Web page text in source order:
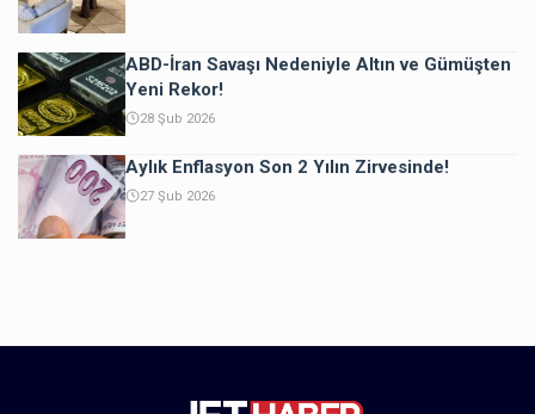
ABD-İran Savaşı Nedeniyle Altın ve Gümüşten
Yeni Rekor!
28 Şub 2026
Aylık Enflasyon Son 2 Yılın Zirvesinde!
27 Şub 2026